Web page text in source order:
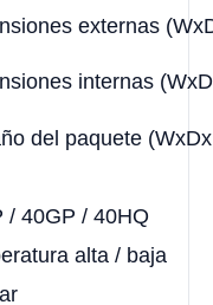
externas
internas
del paquete
/ 40GP / 40HQ
alta / baja